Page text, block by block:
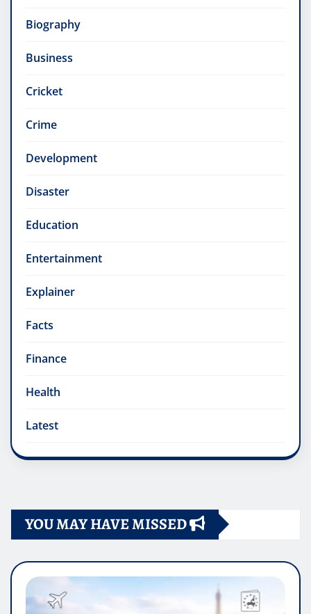
Biography
Business
Cricket
Crime
Development
Disaster
Education
Entertainment
Explainer
Facts
Finance
Health
Latest
YOU MAY HAVE MISSED